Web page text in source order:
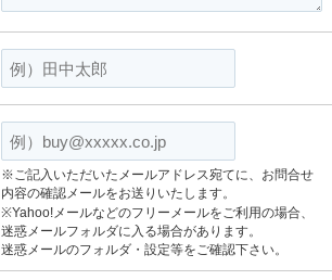
※ご記入いただいたメールアドレス宛てに、お問合せ
内容の確認メールをお送りいたします。
※Yahoo!メールなどのフリーメールをご利用の場合、
迷惑メールフォルダに入る場合があります。
迷惑メールのフォルダ・設定等をご確認下さい。